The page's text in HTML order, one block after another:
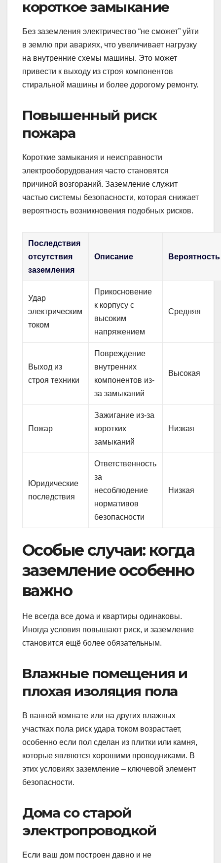
короткое замыкание
Без заземления электричество “не сможет” уйти
в землю при авариях, что увеличивает нагрузку
на внутренние схемы машины. Это может
привести к выходу из строя компонентов
стиральной машины и более дорогому ремонту.
Повышенный риск
пожара
Короткие замыкания и неисправности
электрооборудования часто становятся
причиной возгораний. Заземление служит
частью системы безопасности, которая снижает
вероятность возникновения подобных рисков.
Последствия
отсутствия
заземления
Описание Вероятность
Удар
электрическим
током
Прикосновение
к корпусу с
высоким
напряжением
Средняя
Выход из
строя техники
Повреждение
внутренних
компонентов из-
за замыканий
Высокая
Пожар
Зажигание из-за
коротких
замыканий
Низкая
Юридические
последствия
Ответственность
за
несоблюдение
нормативов
безопасности
Низкая
Особые случаи: когда
заземление особенно
важно
Не всегда все дома и квартиры одинаковы.
Иногда условия повышают риск, и заземление
становится ещё более обязательным.
Влажные помещения и
плохая изоляция пола
В ванной комнате или на других влажных
участках пола риск удара током возрастает,
особенно если пол сделан из плитки или камня,
которые являются хорошими проводниками. В
этих условиях заземление – ключевой элемент
безопасности.
Дома со старой
электропроводкой
Если ваш дом построен давно и не